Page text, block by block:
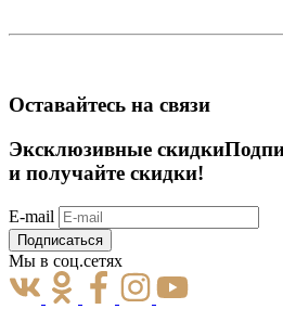
Оставайтесь на связи
Эксклюзивные скидки
и получайте скидки!
E-mail
Подписаться
Мы в соц.сетях